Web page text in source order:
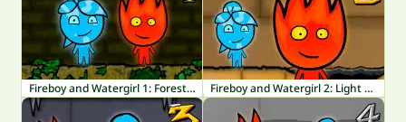
Fireboy and Watergirl 1: Forest Temple Fireboy and Watergirl 2: Light Temple